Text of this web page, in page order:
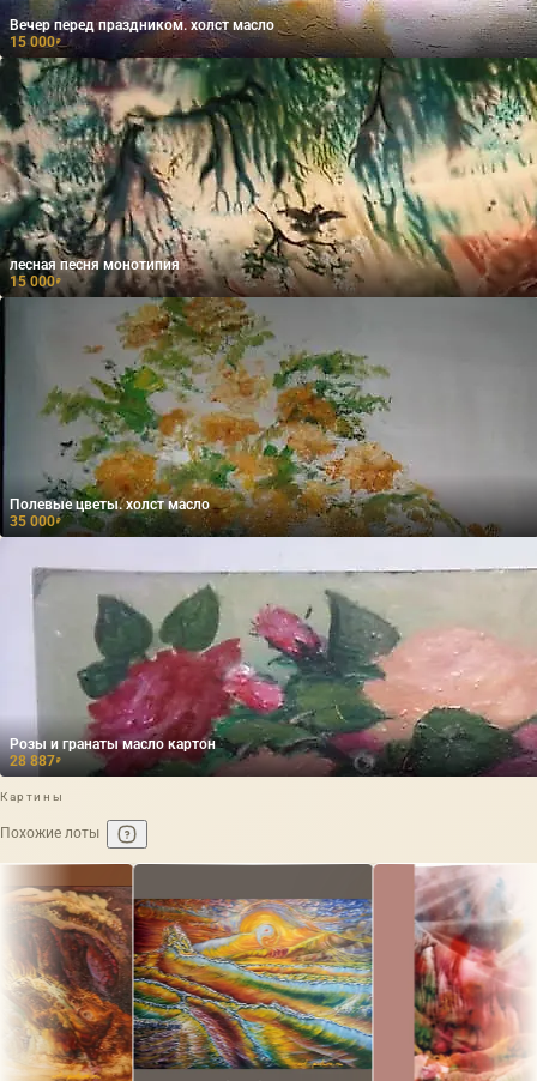
Вечер перед праздником. холст масло
15 000₽
лесная песня монотипия
15 000₽
Полевые цветы. холст масло
35 000₽
Розы и гранаты масло картон
28 887₽
Картины
Похожие лоты